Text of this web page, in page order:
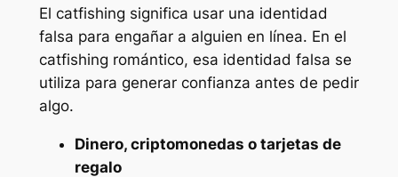
El catfishing significa usar una identidad
falsa para engañar a alguien en línea. En el
catfishing romántico, esa identidad falsa se
utiliza para generar confianza antes de pedir
algo.
Dinero, criptomonedas o tarjetas de
regalo